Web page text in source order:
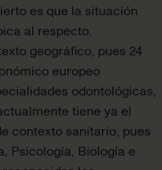
es que la situación
al respecto.
geográfico, pues 24
europeo
odontológicas,
tiene ya el
contexto sanitario, pues
Psicología, Biología e